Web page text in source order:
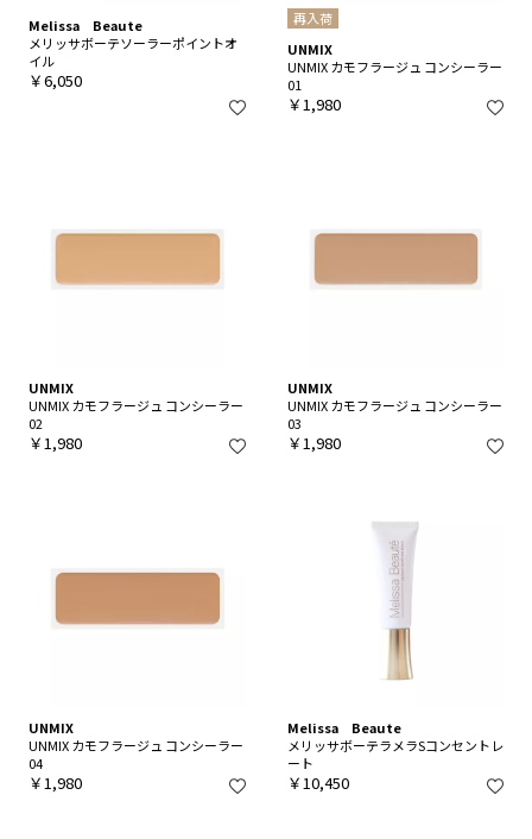
Melissa Beaute
メリッサボーテソーラーポイントオ
イル
￥6,050
再入荷
UNMIX
UNMIX カモフラージュ コンシーラー
01
￥1,980
UNMIX
UNMIX カモフラージュ コンシーラー
02
￥1,980
UNMIX
UNMIX カモフラージュ コンシーラー
03
￥1,980
UNMIX
UNMIX カモフラージュ コンシーラー
04
￥1,980
Melissa Beaute
メリッサボーテラメラSコンセントレ
ート
￥10,450